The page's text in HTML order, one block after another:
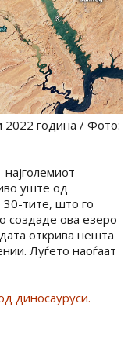
2022 година / Фото:
уште од
тите, што го
создаде ова езеро
открива нешта
Луѓето наоѓаат
диносауруси.